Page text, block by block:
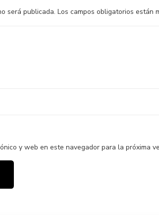
será publicada. Los campos obligatorios están
y web en este navegador para la próxima